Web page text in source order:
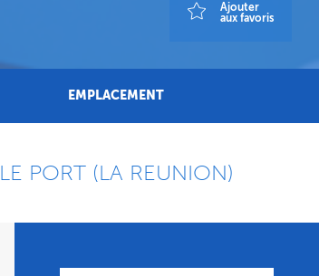
Ajouter
aux favoris
EMPLACEMENT
LE PORT (LA REUNION)